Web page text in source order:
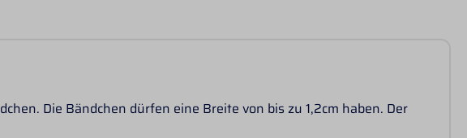
Die Bändchen dürfen eine Breite von bis zu 1,2cm haben. Der